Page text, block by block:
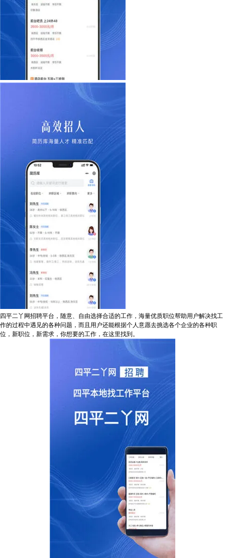
四平二丫网招聘平台，随意、自由选择合适的工作，海量优质职位帮助用户解决找工
作的过程中遇见的各种问题，而且用户还能根据个人意愿去挑选各个企业的各种职
位，新职位，新需求，你想要的工作，在这里找到。